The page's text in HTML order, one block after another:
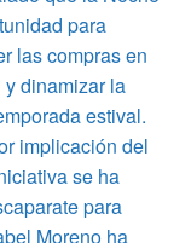
para
las compras en
dinamizar la
estival.
implicación del
se ha
para
Moreno ha